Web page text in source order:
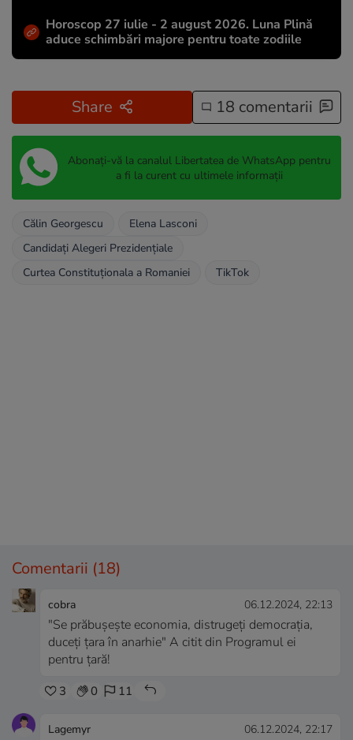
Horoscop 27 iulie - 2 august 2026. Luna Plină
aduce schimbări majore pentru toate zodiile
Share 18 comentarii
Abonați-vă la canalul Libertatea de WhatsApp pentru
a fi la curent cu ultimele informații
Călin Georgescu
Elena Lasconi
Candidați Alegeri Prezidențiale
Curtea Constituționala a Romaniei
TikTok
Comentarii (18)
cobra 06.12.2024, 22:13
"Se prăbușește economia, distrugeți democrația,
duceți țara în anarhie" A citit din Programul ei
pentru țară!
3 0 11
Lagemyr 06.12.2024, 22:17